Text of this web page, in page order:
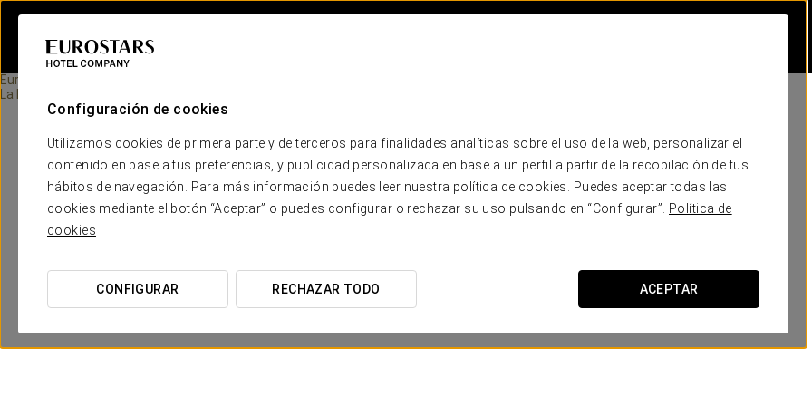
Configuración de cookies
Utilizamos cookies de primera parte y de terceros para finalidades analíticas sobre el uso de la web, personalizar el
contenido en base a tus preferencias, y publicidad personalizada en base a un perfil a partir de la recopilación de tus
hábitos de navegación. Para más información puedes leer nuestra política de cookies. Puedes aceptar todas las
cookies mediante el botón “Aceptar” o puedes configurar o rechazar su uso pulsando en “Configurar”.
Política de
cookies
CONFIGURAR RECHAZAR TODO ACEPTAR
Eurostars Hotel Company
La Dama Blanca